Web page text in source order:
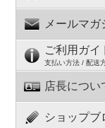
メールマ
ご利用ガイ
支払い方法 / 配送
店長につい
ショップブ